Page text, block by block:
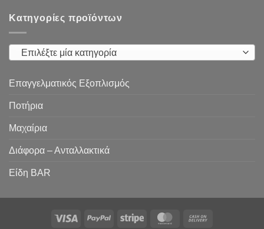
Κατηγορίες προϊόντων
Επιλέξτε μία κατηγορία
Επαγγελματικός Εξοπλισμός
Ποτήρια
Μαχαίρια
Διάφορα – Ανταλλακτικά
Είδη ΒAR
Visa PayPal Stripe MasterCard